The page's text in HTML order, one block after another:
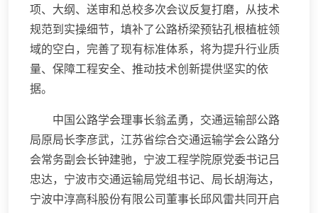
项、大纲、送审和总校多次会议反复打磨，从技术
规范到实操细节，填补了公路桥梁预钻孔根植桩领
域的空白，完善了现有标准体系，将为提升行业质
量、保障工程安全、推动技术创新提供坚实的依
据。
中国公路学会理事长翁孟勇，交通运输部公路
局原局长李彦武，江苏省综合交通运输学会公路分
会常务副会长钟建驰，宁波工程学院原党委书记吕
忠达，宁波市交通运输局党组书记、局长胡海达，
宁波中淳高科股份有限公司董事长邱风雷共同开启